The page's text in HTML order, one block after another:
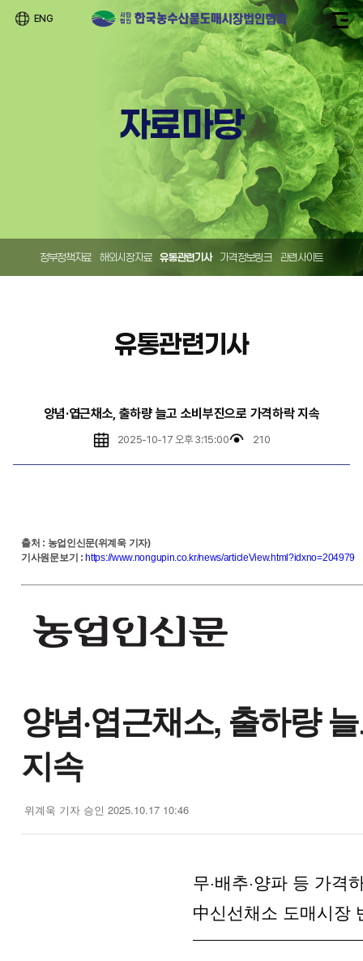
ENG
자료마당
정부정책자료 해외시장자료 유통관련기사 가격정보링크 관련사이트
유통관련기사
양념·엽근채소, 출하량 늘고 소비부진으로 가격하락 지속
2025-10-17 오후 3:15:00 210
출처 : 농업인신문(위계욱 기자)
기사원문보기 : https://www.nongupin.co.kr/news/articleView.html?idxno=204979
양념·엽근채소, 출하량
지속
위계욱 기자 승인 2025.10.17 10:46
무·배추·양파 등 가
中신선채소 도매시장